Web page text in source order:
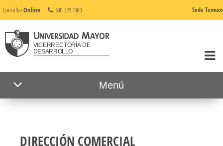
ConsultasOnline 600 328 1000 Sede Temuco
Menú
DIRECCIÓN COMERCIAL